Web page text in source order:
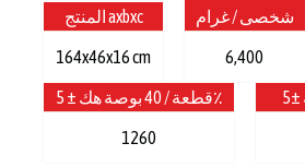
المنتج axbxc
164x46x16 cm
شخصى / غرام
6,400
قطعة / 40 بوصة هك ± 5٪
1260